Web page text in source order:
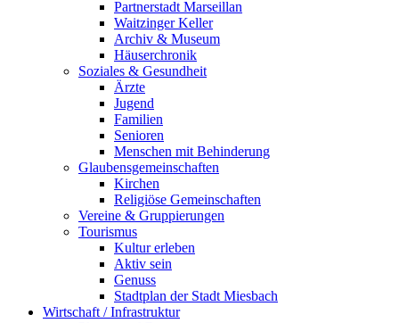
Partnerstadt Marseillan
Waitzinger Keller
Archiv & Museum
Häuserchronik
Soziales & Gesundheit
Ärzte
Jugend
Familien
Senioren
Menschen mit Behinderung
Glaubensgemeinschaften
Kirchen
Religiöse Gemeinschaften
Vereine & Gruppierungen
Tourismus
Kultur erleben
Aktiv sein
Genuss
Stadtplan der Stadt Miesbach
Wirtschaft / Infrastruktur